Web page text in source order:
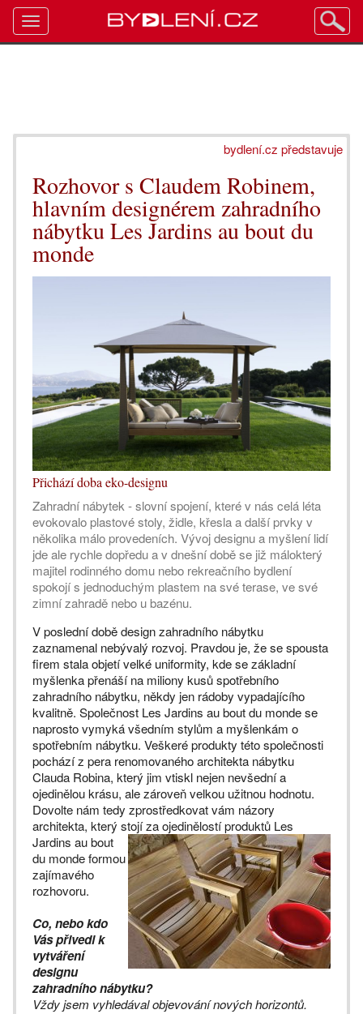
bydlení.cz představuje
Rozhovor s Claudem Robinem,
hlavním designérem zahradního
nábytku Les Jardins au bout du
monde
Přichází doba eko-designu
Zahradní nábytek - slovní spojení, které v nás celá léta
evokovalo plastové stoly, židle, křesla a další prvky v
několika málo provedeních. Vývoj designu a myšlení lidí
jde ale rychle dopředu a v dnešní době se již málokterý
majitel rodinného domu nebo rekreačního bydlení
spokojí s jednoduchým plastem na své terase, ve své
zimní zahradě nebo u bazénu.
V poslední době design zahradního nábytku
zaznamenal nebývalý rozvoj. Pravdou je, že se spousta
firem stala objetí velké uniformity, kde se základní
myšlenka přenáší na miliony kusů spotřebního
zahradního nábytku, někdy jen rádoby vypadajícího
kvalitně. Společnost Les Jardins au bout du monde se
naprosto vymyká všedním stylům a myšlenkám o
spotřebním nábytku. Veškeré produkty této společnosti
pochází z pera renomovaného architekta nábytku
Clauda Robina, který jim vtiskl nejen nevšední a
ojedinělou krásu, ale zároveň velkou užitnou hodnotu.
Dovolte nám tedy zprostředkovat vám názory
architekta, který stojí za ojedinělostí produktů Les
Jardins au bout
du monde formou
zajímavého
rozhovoru.
Co, nebo kdo
Vás přivedl k
vytváření
designu
zahradního nábytku?
Vždy jsem vyhledával objevování nových horizontů.
Toggle
navigation